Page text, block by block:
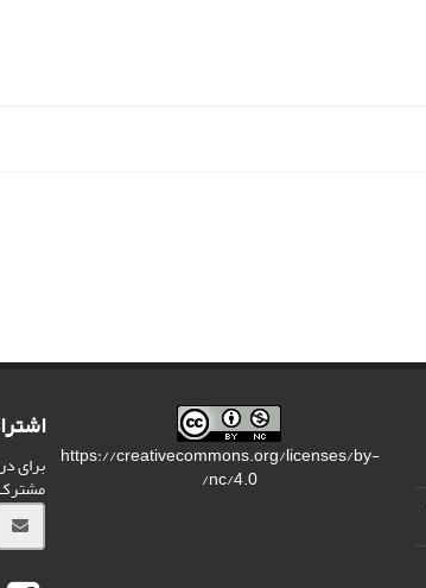
https://creativecommons.org/licenses/by-
nc/4.0/ برای